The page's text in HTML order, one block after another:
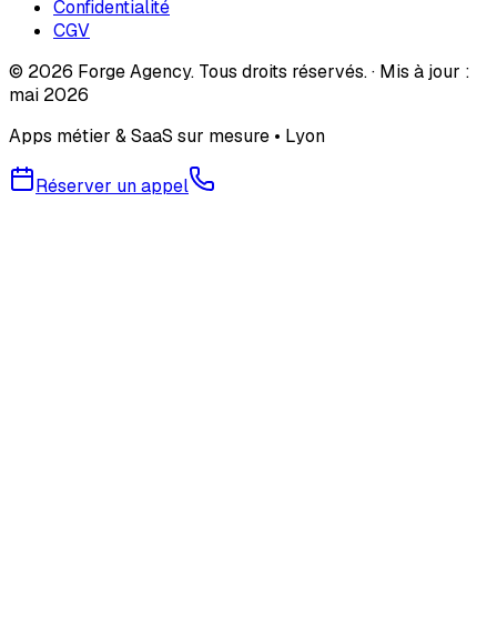
Confidentialité
CGV
© 2026 Forge Agency. Tous droits réservés. · Mis à jour :
mai 2026
Apps métier & SaaS sur mesure • Lyon
Réserver un appel